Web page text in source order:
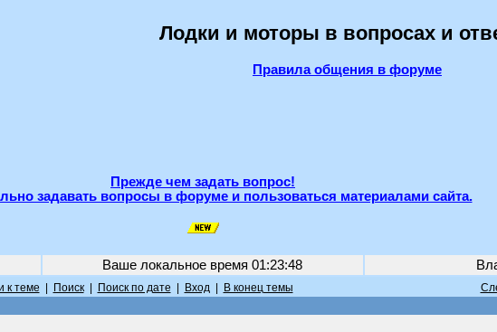
Лодки и моторы в вопросах и
Правила общения в форуме
Прежде чем задать вопрос!
задавать вопросы в форуме и пользоваться материалами сайта.
Ваше локальное время 01:23:48
к теме Поиск| Поиск по дате Вход| В конец темы